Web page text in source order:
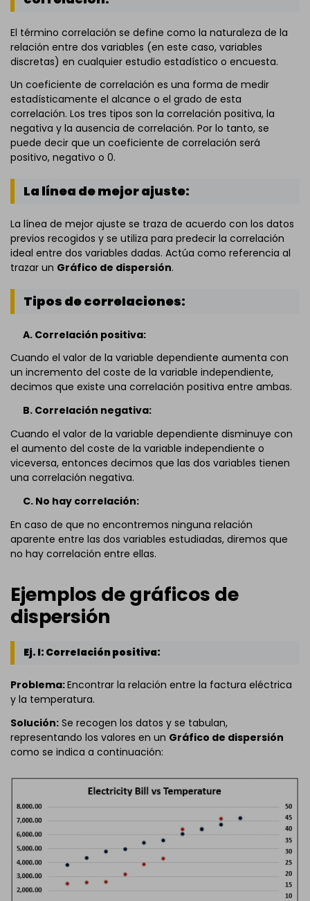
El término correlación se define como la naturaleza de la
relación entre dos variables (en este caso, variables
discretas) en cualquier estudio estadístico o encuesta.
Un coeficiente de correlación es una forma de medir
estadísticamente el alcance o el grado de esta
correlación. Los tres tipos son la correlación positiva, la
negativa y la ausencia de correlación. Por lo tanto, se
puede decir que un coeficiente de correlación será
positivo, negativo o 0.
La línea de mejor ajuste:
La línea de mejor ajuste se traza de acuerdo con los datos
previos recogidos y se utiliza para predecir la correlación
ideal entre dos variables dadas. Actúa como referencia al
trazar un Gráfico de dispersión.
Tipos de correlaciones:
A. Correlación positiva:
Cuando el valor de la variable dependiente aumenta con
un incremento del coste de la variable independiente,
decimos que existe una correlación positiva entre ambas.
B. Correlación negativa:
Cuando el valor de la variable dependiente disminuye con
el aumento del coste de la variable independiente o
viceversa, entonces decimos que las dos variables tienen
una correlación negativa.
C. No hay correlación:
En caso de que no encontremos ninguna relación
aparente entre las dos variables estudiadas, diremos que
no hay correlación entre ellas.
Ejemplos de gráficos de
dispersión
Ej. I: Correlación positiva:
Problema:Encontrar la relación entre la factura eléctrica
y la temperatura.
Solución: Se recogen los datos y se tabulan,
representando los valores en un Gráfico de dispersión
como se indica a continuación: